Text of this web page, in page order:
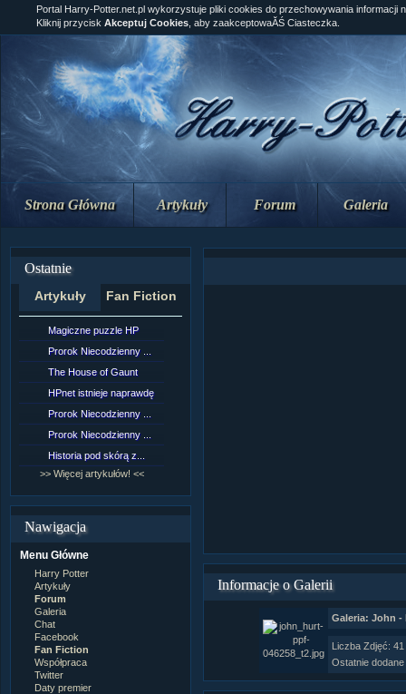
Strona Główna Artykuły Forum Galeria
Ostatnie
Artykuły Fan Fiction
Magiczne puzzle HP
Prorok Niecodzienny ...
The House of Gaunt
HPnet istnieje naprawdę
Prorok Niecodzienny ...
Prorok Niecodzienny ...
Historia pod skórą z...
>> Więcej artykułów! <<
Nawigacja
Menu Główne
Harry Potter
Artykuły
Forum
Galeria
Chat
Facebook
Fan Fiction
Współpraca
Twitter
Daty premier
Portal Harry-Potter.net.pl wykorzystuje pliki cookies do przechowywania informacji
Kliknij przycisk Akceptuj Cookies , aby zaakceptowaĂŚ Ciasteczka.
Informacje o Galerii
Galeria: John -
Liczba Zdjęć: 41
Ostatnie